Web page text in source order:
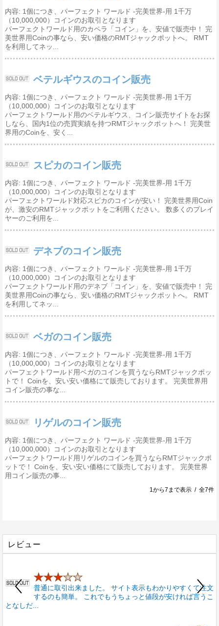
内容: 1個につき、パーフェクト ワールド -完美世界-用 1千万
（10,000,000）コインのお取引となります
パーフェクトワールド用のカペラ「コイン」を、安値で販売中！ 完
美世界用Coinの事なら、安い価格のRMTジャックポットへ。 RMT
を利用してネッ...
ベテルギウスのコイン販売
内容: 1個につき、パーフェクト ワールド -完美世界-用 1千万
（10,000,000）コインのお取引となります
パーフェクトワールド用のベテルギウス、コイン販売サイトをお探
しなら、国内1位の売買実績を持つRMTジャックポットへ！ 完美世
界用のCoinを、安く...
スピカのコイン販売
内容: 1個につき、パーフェクト ワールド -完美世界-用 1千万
（10,000,000）コインのお取引となります
パーフェクトワールド対応スピカのコインが安い！ 完美世界用Coin
が、激安のRMTジャックポットをご利用ください。 数多くのプレイ
ヤーのご利用を...
デネブのコイン販売
内容: 1個につき、パーフェクト ワールド -完美世界-用 1千万
（10,000,000）コインのお取引となります
パーフェクトワールド用のデネブ「コイン」を、安値で販売中！ 完
美世界用Coinの事なら、安い価格のRMTジャックポットへ。 RMT
を利用してネッ...
ベガのコイン販売
内容: 1個につき、パーフェクト ワールド -完美世界-用 1千万
（10,000,000）コインのお取引となります
パーフェクトワールド用ベガのコインを買うならRMTジャックポッ
トで！ Coinを、安い安い価格にて販売しております。 完美世界用
コイン販売の事な...
リゲルのコイン販売
内容: 1個につき、パーフェクト ワールド -完美世界-用 1千万
（10,000,000）コインのお取引となります
パーフェクトワールド用リゲルのコインを買うならRMTジャックポ
ットで！ Coinを、安い安い価格にて販売しております。 完美世界
用コイン販売の事...
1から7まで表示 / 全7件
レビュー
★★★★★
普通に取引出来ました。 サイト表示もわかりやすくて注文
するのも簡単。 これでもうちょっと値段が安ければ言うこ
となしだ...